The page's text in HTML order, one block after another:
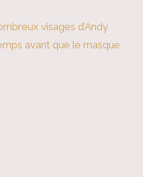
visages d’Andy
avant que le masque